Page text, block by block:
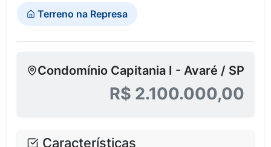
Terreno na Represa
Condomínio Capitania I - Avaré / SP
R$ 2.100.000,00
Características